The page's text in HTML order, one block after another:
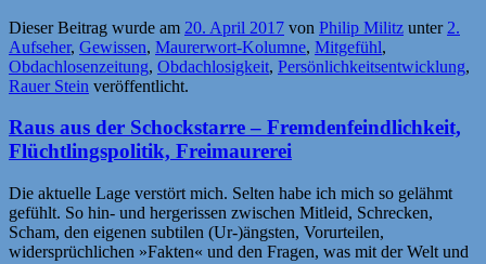
Dieser Beitrag wurde am 20. April 2017 von Philip Militz unter 2.
Aufseher, Gewissen, Maurerwort-Kolumne, Mitgefühl,
Obdachlosenzeitung, Obdachlosigkeit, Persönlichkeitsentwicklung,
Rauer Stein veröffentlicht.
Raus aus der Schockstarre – Fremdenfeindlichkeit,
Flüchtlingspolitik, Freimaurerei
Die aktuelle Lage verstört mich. Selten habe ich mich so gelähmt
gefühlt. So hin- und hergerissen zwischen Mitleid, Schrecken,
Scham, den eigenen subtilen (Ur-)ängsten, Vorurteilen,
widersprüchlichen »Fakten« und den Fragen, was mit der Welt und